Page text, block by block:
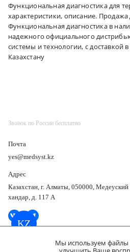
KZ
Функциональная диагностика для
характеристики, описание.
Функциональная диагностика в
надежного официального
системы и технологии, с доставкой
Казахстану
Звонок по России бесплатно
Почта
yes@medsyst.kz
Адрес
Казахстан, г. Алматы, 050000,
хандар, д. 117 А
Мы используем файлы